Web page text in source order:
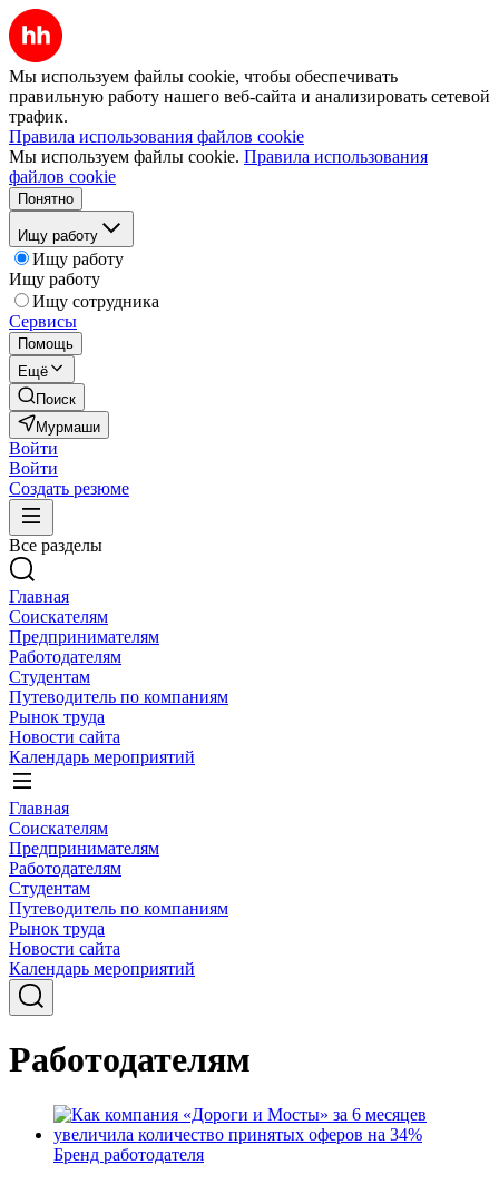
Мы используем файлы cookie, чтобы обеспечивать
правильную работу нашего веб-сайта и анализировать сетевой
трафик.
Правила использования файлов cookie
Мы используем файлы cookie. Правила использования
файлов cookie
Понятно
Ищу работу
Ищу работу
Ищу работу
Ищу сотрудника
Сервисы
Помощь
Ещё
Поиск
Мурмаши
Войти
Войти
Создать резюме
Все разделы
Главная
Соискателям
Предпринимателям
Работодателям
Студентам
Путеводитель по компаниям
Рынок труда
Новости сайта
Календарь мероприятий
Главная
Соискателям
Предпринимателям
Работодателям
Студентам
Путеводитель по компаниям
Рынок труда
Новости сайта
Календарь мероприятий
Работодателям
Бренд работодателя